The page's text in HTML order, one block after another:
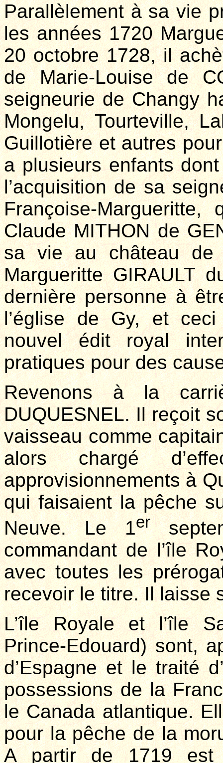
Parallèlement à sa vie
les années 1720
20 octobre 1728, il
de Marie-Louise de
seigneurie de Changy
Mongelu, Tourteville,
Guillotière et autres
a plusieurs enfants
l’acquisition de sa
Françoise-
Claude MITHON de
sa vie au château
Margueritte GIRAULT
dernière personne à
l’église de Gy, et
nouvel édit royal
pratiques pour des
Revenons à la
DUQUESNEL. Il reçoit
vaisseau comme
alors chargé
approvisionnements à
qui faisaient la pêche
Neuve. Le 1er
commandant de l’île
avec toutes les
recevoir le titre. Il laisse
L’île Royale et l’île
Prince-Edouard) sont,
d’Espagne et le traité
possessions de la
le Canada atlantique.
pour la pêche de la
A partir de 1719 est